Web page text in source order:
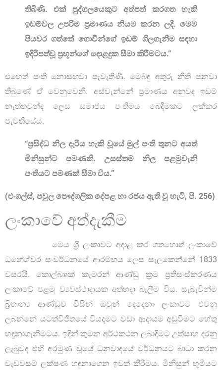
තිබිණි. එක් පුද්ගලයෙකුට අත්පත් කරගත හැකි
ඉඩම්වල උපරිම ප්‍රමාණය නියම කරන ලදී. මෙම
පියවර ගත්තේ ගොවීන්ගේ ඉඩම් ගිලගැනීම සඳහා
ඉදිරිපත්වූ ප්‍රභූන්ගේ දොළදුක සීමා කිරීමටය.”
එහෙත් පංති නොසඟවා පැවැතිණි. මෙබඳු අතුරු නීති පනවා
තිබුණේ ඒ වෙනුවෙනි. අස්වැන්නේ ප්‍රමාණය අනුවද ඉඩම්
නැත්තවුන්ද ලෙස සමාජය පංතිමය බෙදීමකට ලක්කර
පැවතියේය.
“ප්‍රසිද්ධ නිල දැරිය හැකි වූයේ මුල් පංති තුනට අයත්
මිනිසුන්ට පමණකි. උසස්තම නිල පළමුවැනි
පංතියට පමණක් සීමා විය.”
(එංගල්ස්, පවුල පෞද්ගලික දේපළ හා රජය ඇති වූ හැටි, පි. 256)
ලංකාවේ අත්දැකීම
මෙය ශ්‍රී ලංකාවට අදාළ කර ගතහොත් ලංකාවේ
ධනේශ්වර සංවර්ධනයේ ආරම්භය ලෙස සැලකෙන්නේ 1833
වසරයි. කොල්බෲක් කැමරන් ආණ්ඩු ක්‍රම ප්‍රතිසංස්කරණය
ලංකාවේ පළමු ව්‍යවස්ථාදායක අත්හදා බැලීම විය. සැබැවින්ම
බ්‍රිතාන්‍ය ආණ්ඩුව විසින් ඔවුන් දෙදෙනා ලංකාවට එවනු
ලබන්නේ යටත්විජිතයේ වියදමට වඩා ආදායම අඩුවීමට හේතු
හඳුනාගැනීමටය. ඉදින් කුමන අර්ථකථන ලබාදීමට උත්සාහ දරනු
ලැබුවද එහි අරමුණ වූයේ ධනවාදයේ වර්ධනයට බාධා කරන
වැඩවසම් ලක්ෂණ හඳුනාගෙන ඉවත් කිරීමය. මිනිසුන් භූමියට